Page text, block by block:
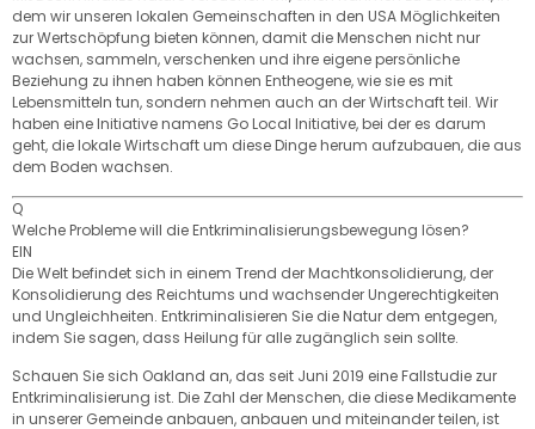
dem wir unseren lokalen Gemeinschaften in den USA Möglichkeiten
zur Wertschöpfung bieten können, damit die Menschen nicht nur
wachsen, sammeln, verschenken und ihre eigene persönliche
Beziehung zu ihnen haben können Entheogene, wie sie es mit
Lebensmitteln tun, sondern nehmen auch an der Wirtschaft teil. Wir
haben eine Initiative namens Go Local Initiative, bei der es darum
geht, die lokale Wirtschaft um diese Dinge herum aufzubauen, die aus
dem Boden wachsen.
Q
Welche Probleme will die Entkriminalisierungsbewegung lösen?
EIN
Die Welt befindet sich in einem Trend der Machtkonsolidierung, der
Konsolidierung des Reichtums und wachsender Ungerechtigkeiten
und Ungleichheiten. Entkriminalisieren Sie die Natur dem entgegen,
indem Sie sagen, dass Heilung für alle zugänglich sein sollte.
Schauen Sie sich Oakland an, das seit Juni 2019 eine Fallstudie zur
Entkriminalisierung ist. Die Zahl der Menschen, die diese Medikamente
in unserer Gemeinde anbauen, anbauen und miteinander teilen, ist